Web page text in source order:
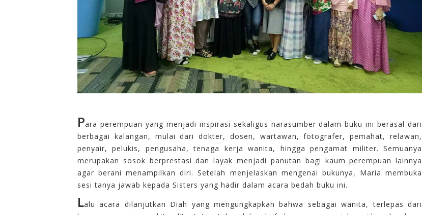
Para perempuan yang menjadi inspirasi sekaligus narasumber dalam buku ini berasal dari
berbagai kalangan, mulai dari dokter, dosen, wartawan, fotografer, pemahat, relawan,
penyair, pelukis, pengusaha, tenaga
kerja wanita, hingga pengamat militer. Semuanya
merupakan sosok berprestasi dan layak menjadi panutan bagi kaum perempuan lainnya
agar berani menampilkan diri. Setelah menjelaskan mengenai bukunya, Maria membuka
sesi tanya jawab kepada Sisters yang hadir dalam acara bedah buku ini.
Lalu acara dilanjutkan Diah yang mengungkapkan bahwa sebagai wanita, terlepas dari